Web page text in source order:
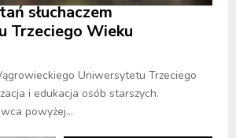
słuchaczem
Trzeciego Wieku
Uniwersytetu Trzeciego
i edukacja osób starszych.
powyżej...